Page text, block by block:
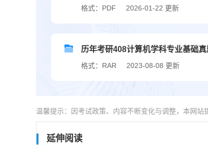
格式：PDF 2026-01-22 更新
历年考研408计算机学科专业基础
格式：RAR 2023-08-08 更新
温馨提示：因考试政策、内容不断变化与调整，本网站
延伸阅读